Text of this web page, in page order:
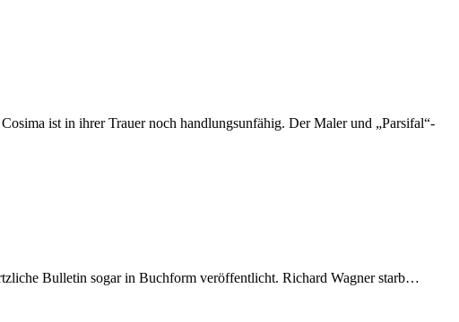
ist in ih­rer Trau­er noch hand­lungs­un­fä­hig. Der Ma­ler und „Parsifal“-
Bul­le­tin so­gar in Buch­form ver­öf­fent­licht. Ri­chard Wag­ner starb…